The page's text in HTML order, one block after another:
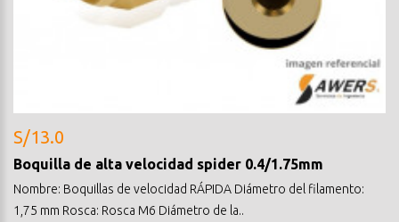
S/13.0
Boquilla de alta velocidad spider 0.4/1.75mm
Nombre: Boquillas de velocidad RÁPIDA Diámetro del filamento:
1,75 mm Rosca: Rosca M6 Diámetro de la..